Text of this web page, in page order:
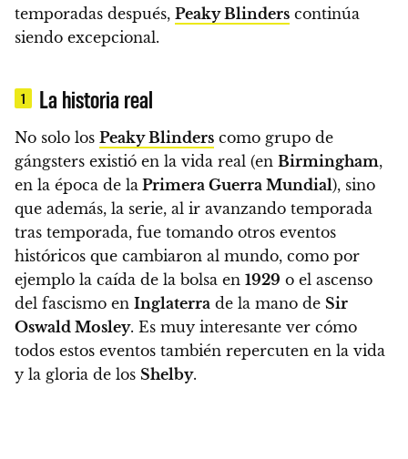
temporadas después, Peaky Blinders continúa
siendo excepcional.
1 La historia real
No solo los Peaky Blinders como grupo de
gángsters existió en la vida real (en Birmingham,
en la época de la Primera Guerra Mundial), sino
que además, la serie, al ir avanzando temporada
tras temporada, fue tomando otros eventos
históricos que cambiaron al mundo, como por
ejemplo la caída de la bolsa en 1929 o el ascenso
del fascismo en Inglaterra de la mano de Sir
Oswald Mosley. Es muy interesante ver cómo
todos estos eventos también repercuten en la vida
y la gloria de los Shelby.